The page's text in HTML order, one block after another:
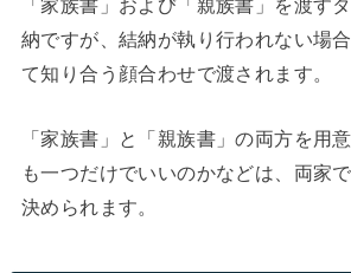
「家族書」および「親族書」を渡す
納ですが、結納が執り行われない場
て知り合う顔合わせで渡されます。
「家族書」と「親族書」の両方を用
も一つだけでいいのかなどは、両家
決められます。